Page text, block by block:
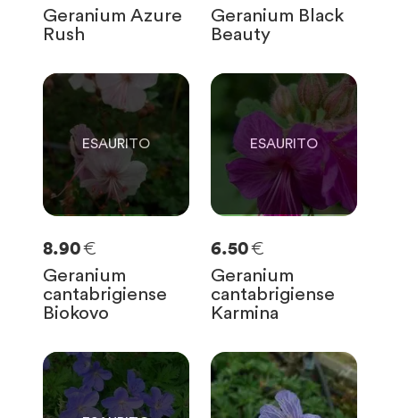
Geranium Azure
Rush
Geranium Black
Beauty
0
RIMASTE
8.90€
Geranium
cantabrigiense
Biokovo
0
SOLO0RIMASTE
6.50€
Geranium
cantabrigiense
Karmina
0
SOLO
RIMASTE